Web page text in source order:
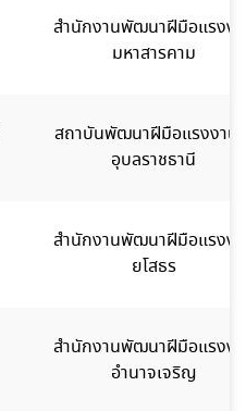
สำนักงานพัฒนาฝีมือแรงง
มหาสารคาม
สถาบันพัฒนาฝีมือแรงงาน
อุบลราชธานี
สำนักงานพัฒนาฝีมือแรงง
ยโสธร
สำนักงานพัฒนาฝีมือแรงง
อำนาจเจริญ